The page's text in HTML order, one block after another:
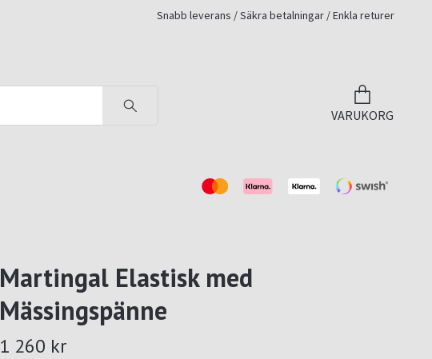
Snabb leverans / Säkra betalningar / Enkla returer
VARUKORG
Martingal Elastisk med
Mässingspänne
1 260 kr